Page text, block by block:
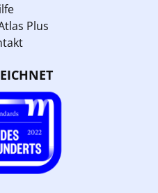
Plus